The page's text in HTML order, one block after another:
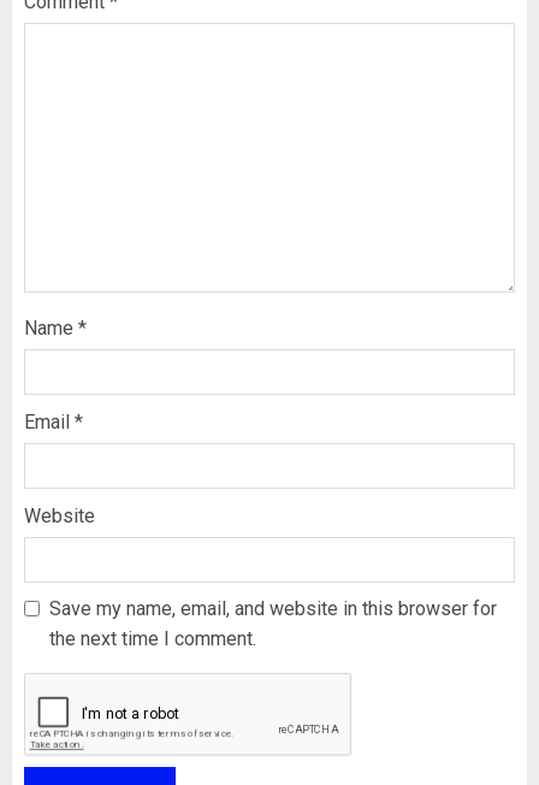
Name *
Email *
Website
Save my name, email, and website in this browser for
the next time I comment.